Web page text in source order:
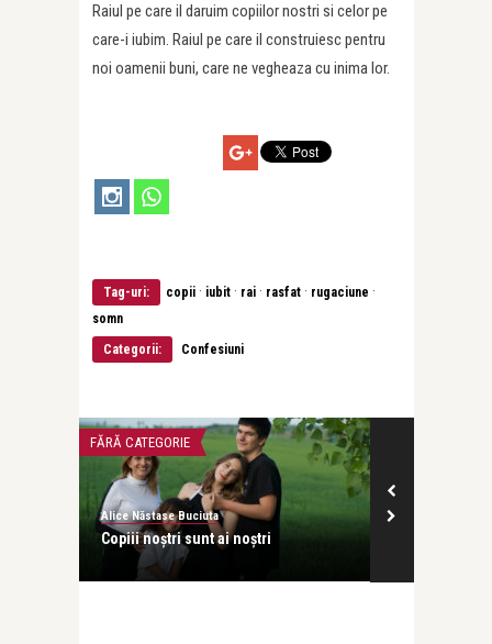
Raiul pe care il daruim copiilor nostri si celor pe
care-i iubim. Raiul pe care il construiesc pentru
noi oamenii buni, care ne vegheaza cu inima lor.
Tag-uri: copii · iubit · rai · rasfat · rugaciune ·
somn
Categorii:
Confesiuni
CONFESIUNI
Alice Năstase Buciuta
Nu așa se iubește!